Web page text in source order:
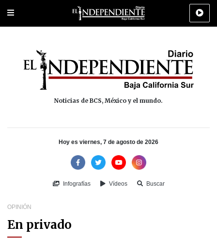
Portada Los Cabos Policiaca Deportes Cultura
Noticias de BCS, México y el mundo.
Hoy es viernes, 7 de agosto de 2026
Infografías Vídeos Buscar
OPINIÓN
En privado